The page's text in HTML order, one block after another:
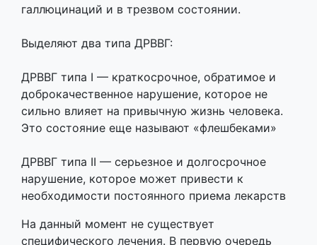
галлюцинаций и в трезвом состоянии.
Выделяют два типа ДРВВГ:
ДРВВГ типа I — краткосрочное, обратимое и
доброкачественное нарушение, которое не
сильно влияет на привычную жизнь человека.
Это состояние еще называют «флешбеками»
ДРВВГ типа II — серьезное и долгосрочное
нарушение, которое может привести к
необходимости постоянного приема лекарств
На данный момент не существует
специфического лечения. В первую очередь